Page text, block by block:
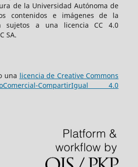
de la Universidad Autónoma de
contenidos e imágenes de la
sujetos a una licencia CC 4.0
SA.
una licencia de Creative Commons
CompartirIgual 4.0